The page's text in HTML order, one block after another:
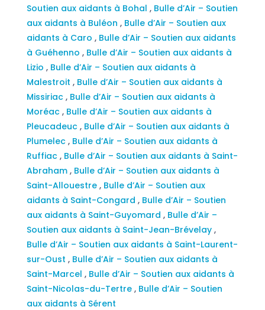
Soutien aux aidants à Bohal , Bulle d’Air – Soutien
aux aidants à Buléon , Bulle d’Air – Soutien aux
aidants à Caro , Bulle d’Air – Soutien aux aidants
à Guéhenno , Bulle d’Air – Soutien aux aidants à
Lizio , Bulle d’Air – Soutien aux aidants à
Malestroit , Bulle d’Air – Soutien aux aidants à
Missiriac , Bulle d’Air – Soutien aux aidants à
Moréac , Bulle d’Air – Soutien aux aidants à
Pleucadeuc , Bulle d’Air – Soutien aux aidants à
Plumelec , Bulle d’Air – Soutien aux aidants à
Ruffiac , Bulle d’Air – Soutien aux aidants à Saint-
Abraham , Bulle d’Air – Soutien aux aidants à
Saint-Allouestre , Bulle d’Air – Soutien aux
aidants à Saint-Congard , Bulle d’Air – Soutien
aux aidants à Saint-Guyomard , Bulle d’Air –
Soutien aux aidants à Saint-Jean-Brévelay ,
Bulle d’Air – Soutien aux aidants à Saint-Laurent-
sur-Oust , Bulle d’Air – Soutien aux aidants à
Saint-Marcel , Bulle d’Air – Soutien aux aidants à
Saint-Nicolas-du-Tertre , Bulle d’Air – Soutien
aux aidants à Sérent